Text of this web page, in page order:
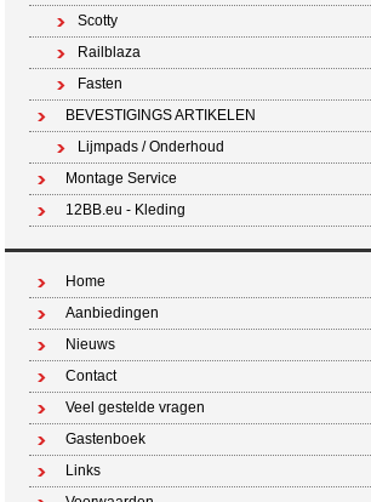
Scotty
Railblaza
Fasten
BEVESTIGINGS ARTIKELEN
Lijmpads / Onderhoud
Montage Service
12BB.eu - Kleding
Home
Aanbiedingen
Nieuws
Contact
Veel gestelde vragen
Gastenboek
Links